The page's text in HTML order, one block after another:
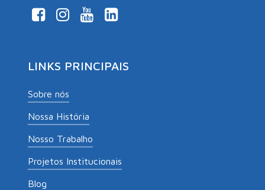
LINKS PRINCIPAIS
Sobre nós
Nossa História
Nosso Trabalho
Projetos Institucionais
Blog